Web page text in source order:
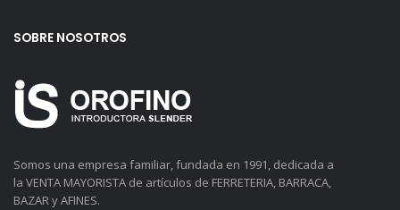
SOBRE NOSOTROS
Somos una empresa familiar, fundada en 1991, dedicada a
la VENTA MAYORISTA de artículos de FERRETERIA, BARRACA,
BAZAR y AFINES.